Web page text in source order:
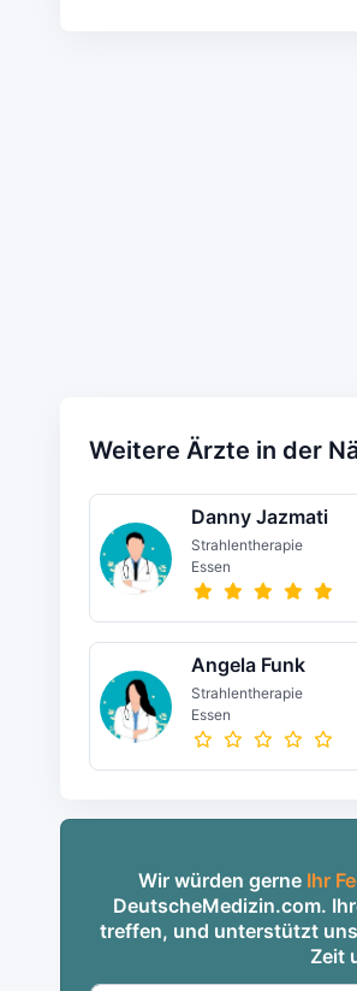
Weitere Ärzte in der
Danny Jazmati
Strahlentherapie
Essen
Angela Funk
Strahlentherapie
Essen
Wir würden gerne Ihr
DeutscheMedizin.com.
treffen, und unterstützt uns
Zeit